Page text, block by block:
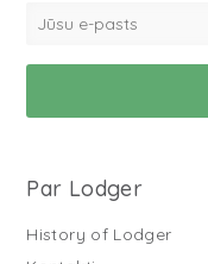
Par Lodger
History of Lodger